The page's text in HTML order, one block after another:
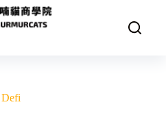
Defi